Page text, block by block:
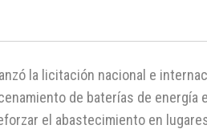
la licitación nacional e
de baterías de energía
el abastecimiento en